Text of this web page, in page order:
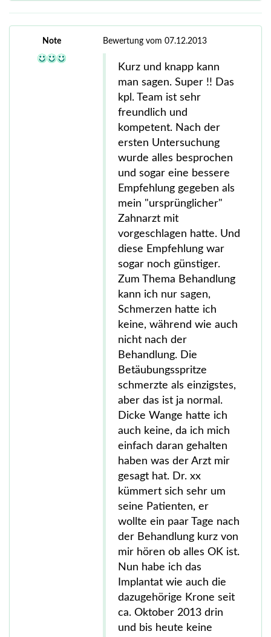
Note Bewertung vom 07.12.2013
Kurz und knapp kann
man sagen. Super !! Das
kpl. Team ist sehr
freundlich und
kompetent. Nach der
ersten Untersuchung
wurde alles besprochen
und sogar eine bessere
Empfehlung gegeben als
mein "ursprünglicher"
Zahnarzt mit
vorgeschlagen hatte. Und
diese Empfehlung war
sogar noch günstiger.
Zum Thema Behandlung
kann ich nur sagen,
Schmerzen hatte ich
keine, während wie auch
nicht nach der
Behandlung. Die
Betäubungsspritze
schmerzte als einzigstes,
aber das ist ja normal.
Dicke Wange hatte ich
auch keine, da ich mich
einfach daran gehalten
haben was der Arzt mir
gesagt hat. Dr. xx
kümmert sich sehr um
seine Patienten, er
wollte ein paar Tage nach
der Behandlung kurz von
mir hören ob alles OK ist.
Nun habe ich das
Implantat wie auch die
dazugehörige Krone seit
ca. Oktober 2013 drin
und bis heute keine